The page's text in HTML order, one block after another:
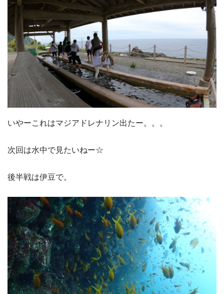
いやーこれはマジアドレナリン出たー。。。
次回は水中で見たいねー☆
後半戦は伊豆で。